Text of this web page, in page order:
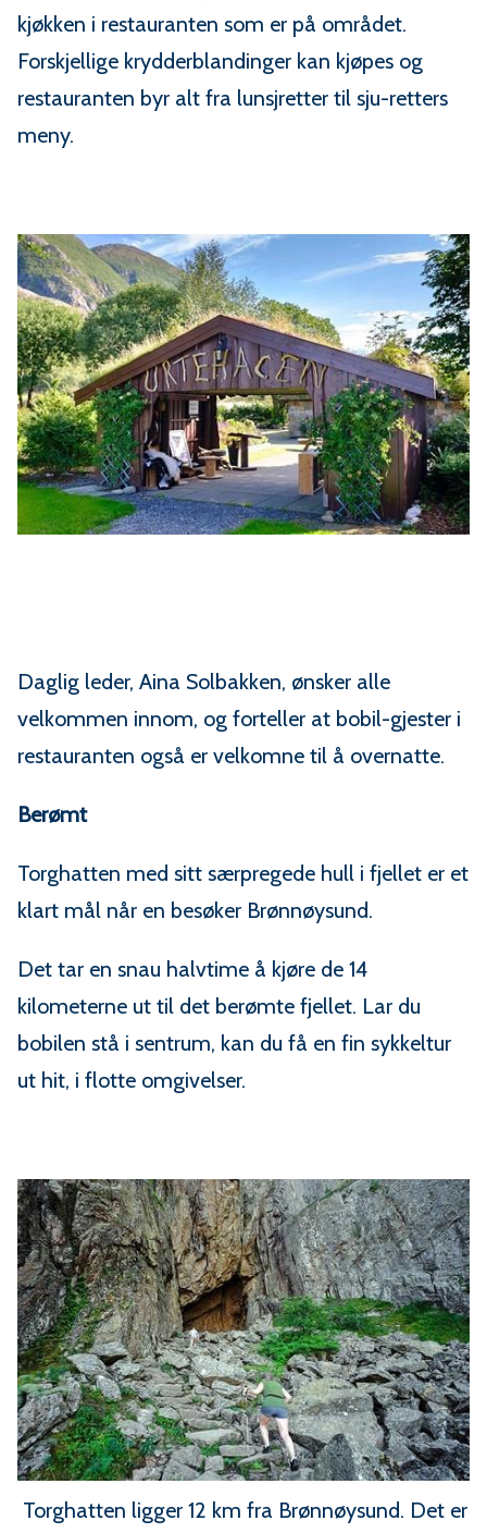
kjøkken i restauranten som er på området.
Forskjellige krydderblandinger kan kjøpes og
restauranten byr alt fra lunsjretter til sju-retters
meny.
Daglig leder, Aina Solbakken, ønsker alle
velkommen innom, og forteller at bobil-gjester i
restauranten også er velkomne til å overnatte.
Berømt
Torghatten med sitt særpregede hull i fjellet er et
klart mål når en besøker Brønnøysund.
Det tar en snau halvtime å kjøre de 14
kilometerne ut til det berømte fjellet. Lar du
bobilen stå i sentrum, kan du få en fin sykkeltur
ut hit, i flotte omgivelser.
Torghatten ligger 12 km fra Brønnøysund. Det er